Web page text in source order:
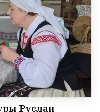
Руслан